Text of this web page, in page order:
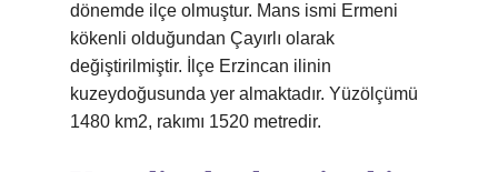
dönemde ilçe olmuştur. Mans ismi Ermeni
kökenli olduğundan Çayırlı olarak
değiştirilmiştir. İlçe Erzincan ilinin
kuzeydoğusunda yer almaktadır. Yüzölçümü
1480 km2, rakımı 1520 metredir.